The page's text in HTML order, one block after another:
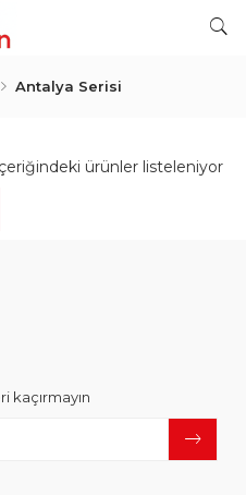
Antalya Serisi
ürünler listeleniyor
kaçırmayın